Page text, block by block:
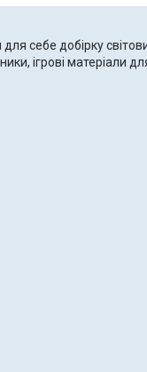
себе добірку
ігрові матеріали